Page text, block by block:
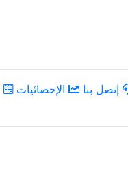
إتصل بنا الإحصائيات